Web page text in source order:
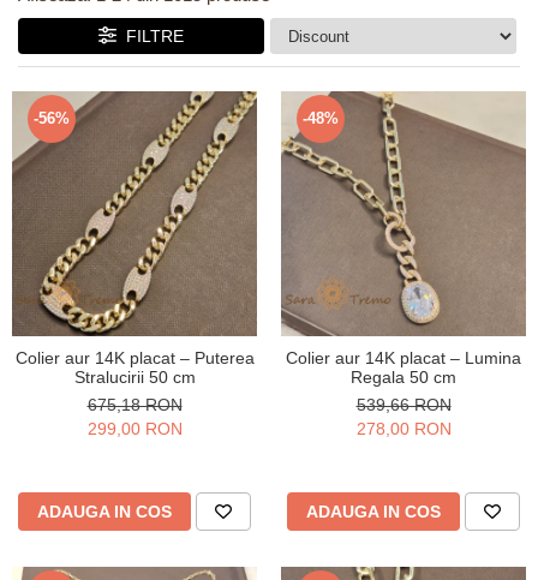
Bijuterii pentru barbati
Inele
Lanturi
Bratari
Talismane
Verighete
Bijuterii din argint placate cu aur
24K
FILTRE
-56%
Colier aur 14K placat – Puterea
Stralucirii 50 cm
675,18 RON
299,00 RON
ADAUGA IN COS
-48%
Colier aur 14K placat – Lumina
Regala 50 cm
539,66 RON
278,00 RON
ADAUGA IN COS